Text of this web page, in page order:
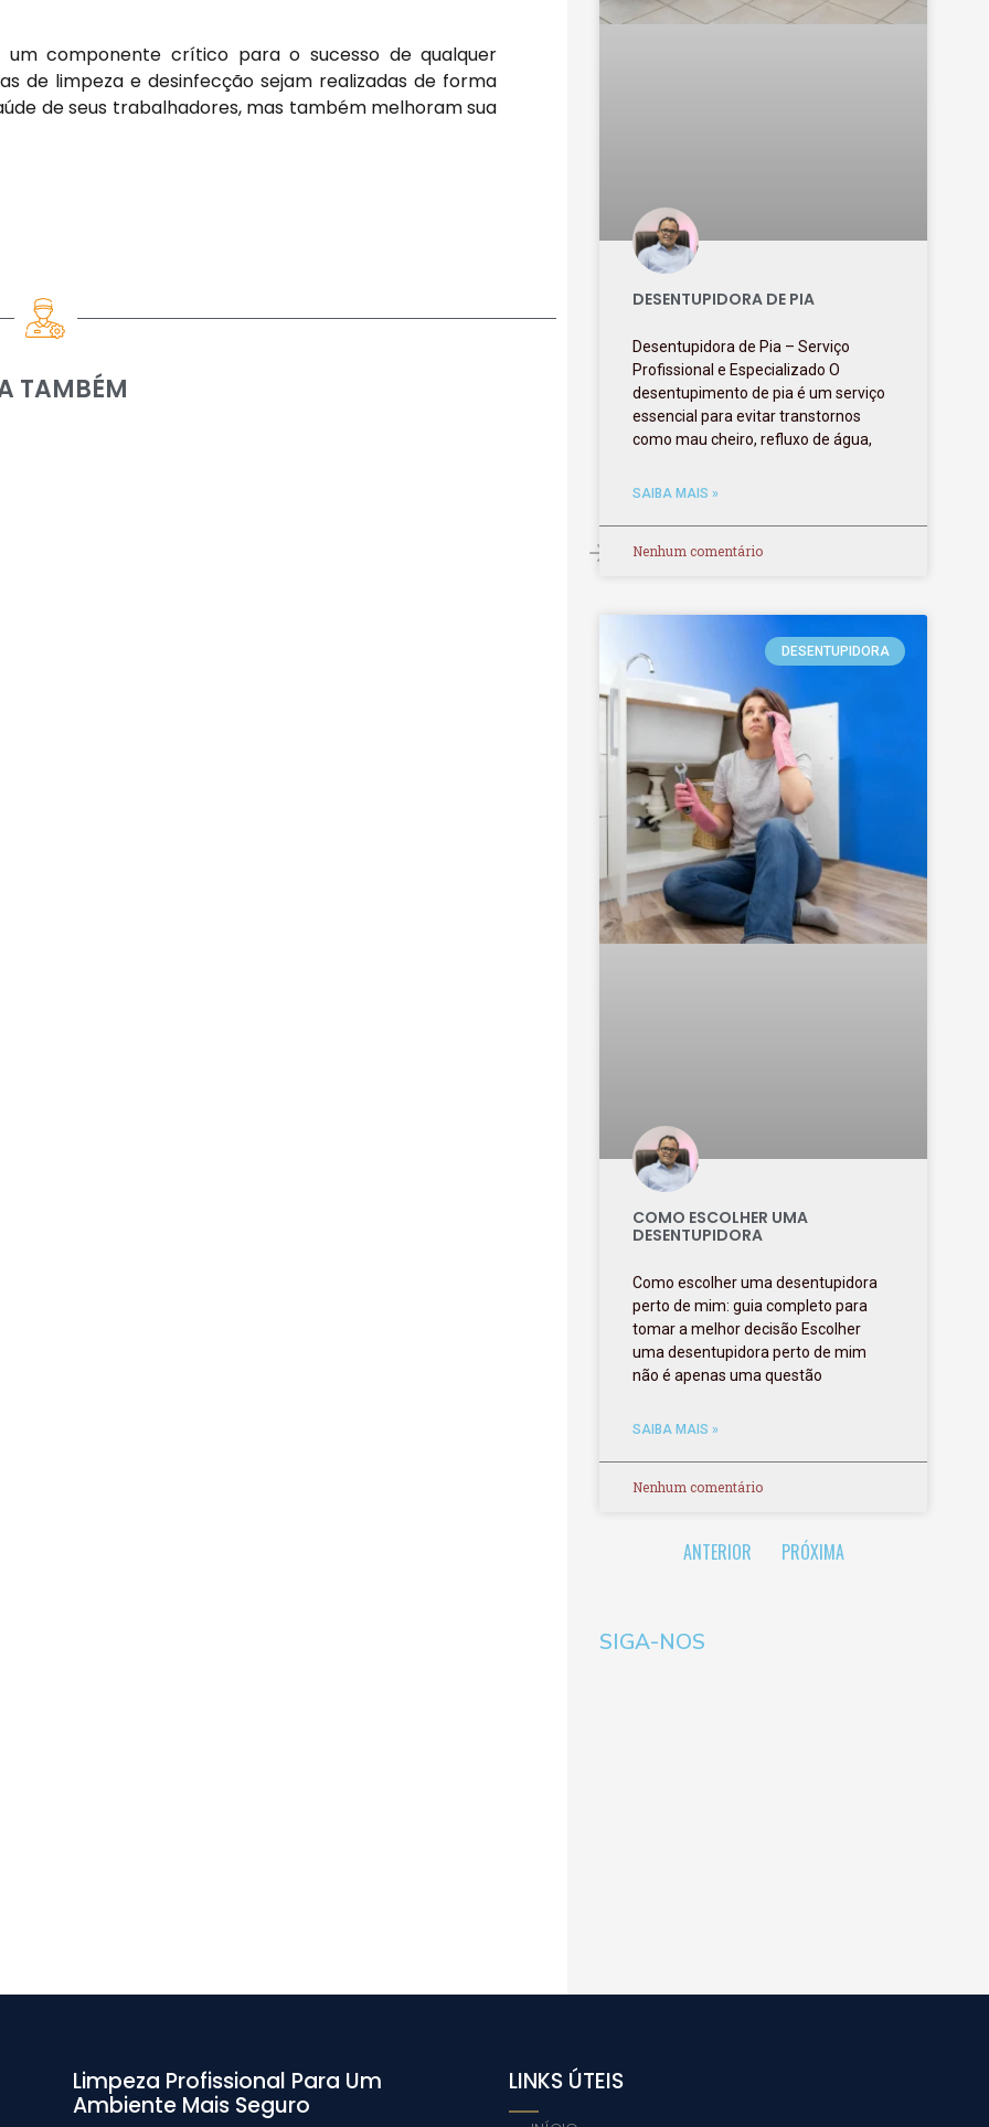
um componente crítico para o sucesso de qualquer
de limpeza e desinfecção sejam realizadas de forma
de seus trabalhadores, mas também melhoram sua
TAMBÉM
DESENTUPIDORA DE PIA
Desentupidora de Pia – Serviço
Profissional e Especializado O
desentupimento de pia é um serviço
essencial para evitar transtornos
como mau cheiro, refluxo de água,
SAIBA MAIS »
Nenhum comentário
DESENTUPIDORA
COMO ESCOLHER UMA
DESENTUPIDORA
Como escolher uma desentupidora
perto de mim: guia completo para
tomar a melhor decisão Escolher
uma desentupidora perto de mim
não é apenas uma questão
SAIBA MAIS »
Nenhum comentário
ANTERIOR PRÓXIMA
SIGA-NOS
Limpeza Profissional Para Um
Ambiente Mais Seguro
LINKS ÚTEIS